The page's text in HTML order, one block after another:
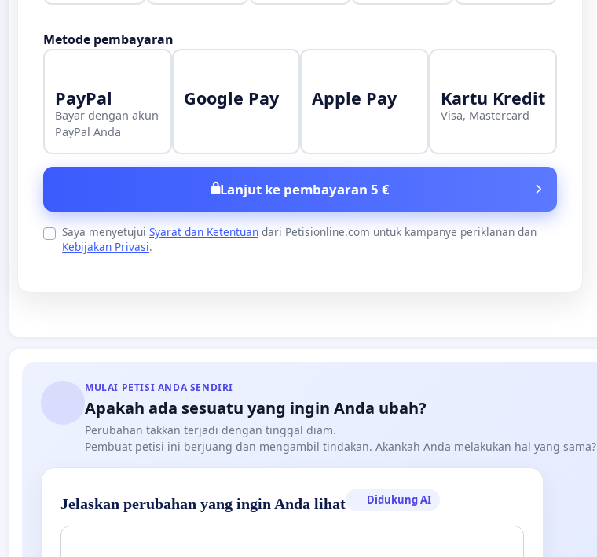
Metode pembayaran
PayPal
Bayar dengan akun
PayPal Anda
Google Pay Apple Pay Kartu Kredit
Visa, Mastercard
Lanjut ke pembayaran 5 €
Saya menyetujui Syarat dan Ketentuan dari Petisionline.com untuk kampanye periklanan dan
Kebijakan Privasi.
MULAI PETISI ANDA SENDIRI
Apakah ada sesuatu yang ingin Anda ubah?
Perubahan takkan terjadi dengan tinggal diam.
Pembuat petisi ini berjuang dan mengambil tindakan. Akankah Anda melakukan hal yang sama?
Jelaskan perubahan yang ingin Anda lihat Didukung AI